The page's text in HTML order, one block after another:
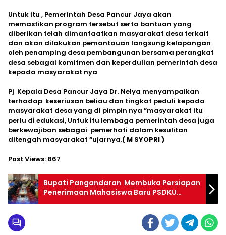
Untuk itu , Pemerintah Desa Pancur Jaya akan
memastikan program tersebut serta bantuan yang
diberikan telah dimanfaatkan masyarakat desa terkait
dan akan dilakukan pemantauan langsung kelapangan
oleh penamping desa pembangunan bersama perangkat
desa sebagai komitmen dan keperdulian pemerintah desa
kepada masyarakat nya
Pj Kepala Desa Pancur Jaya Dr. Nelya menyampaikan
terhadap keseriusan beliau dan tingkat peduli kepada
masyarakat desa yang di pimpin nya ”masyarakat itu
perlu di edukasi, Untuk itu lembaga pemerintah desa juga
berkewajiban sebagai pemerhati dalam kesulitan
ditengah masyarakat “ujarnya.( M SYOPRI )
Post Views: 867
Bupati Pangandaran Membuka Persiapan
Penerimaan Mahasiswa Baru PSDKU
Universitas Padjadjaran.